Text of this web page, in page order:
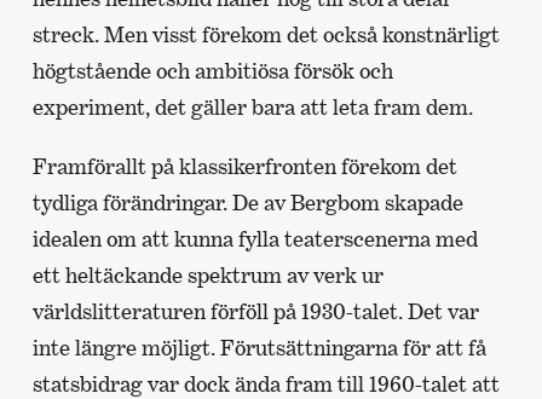
streck. Men visst förekom det också konstnärligt
högtstående och ambitiösa försök och
experiment, det gäller bara att leta fram dem.
Framförallt på klassikerfronten förekom det
tydliga förändringar. De av Bergbom skapade
idealen om att kunna fylla teaterscenerna med
ett heltäckande spektrum av verk ur
världslitteraturen förföll på 1930-talet. Det var
inte längre möjligt. Förutsättningarna för att få
statsbidrag var dock ända fram till 1960-talet att